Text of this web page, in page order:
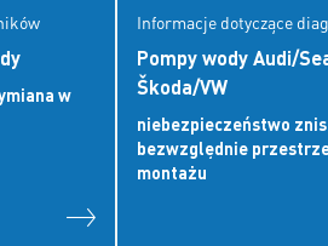
w
Informacje dotyczące
Pompy wody Audi/
Škoda/VW
niebezpieczeństwo
bezwzględnie
montażu